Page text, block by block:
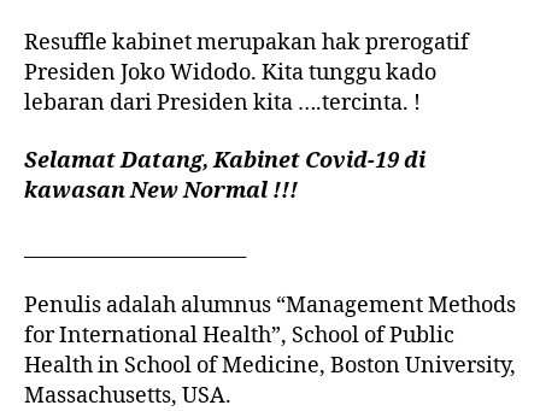
Resuffle kabinet merupakan hak prerogatif
Presiden Joko Widodo. Kita tunggu kado
lebaran dari Presiden kita ….tercinta. !
Selamat Datang, Kabinet Covid-19 di
kawasan New Normal !!!
Penulis adalah alumnus “Management Methods
for International Health”, School of Public
Health in School of Medicine, Boston University,
Massachusetts, USA.